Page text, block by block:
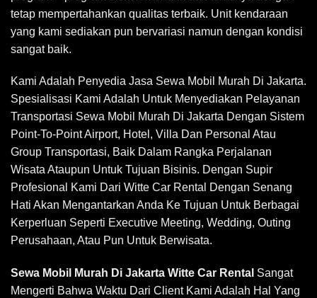
tetap mempertahankan qualitas terbaik. Unit kendaraan
yang kami sediakan pun bervariasi namun dengan kondisi
sangat baik.
Kami Adalah Penyedia Jasa Sewa Mobil Murah Di Jakarta.
Spesialisasi Kami Adalah Untuk Menyediakan Pelayanan
Transportasi Sewa Mobil Murah Di Jakarta Dengan Sistem
Point-To-Point Airport, Hotel, Villa Dan Personal Atau
Group Transportasi, Baik Dalam Rangka Perjalanan
Wisata Ataupun Untuk Tujuan Bisinis. Dengan Supir
Profesional Kami Dari Witte Car Rental Dengan Senang
Hati Akan Mengantarkan Anda Ke Tujuan Untuk Berbagai
Kerperluan Seperti Executive Meeting, Wedding, Outing
Perusahaan, Atau Pun Untuk Berwisata.
Sewa Mobil Murah Di Jakarta Witte Car Rental Sangat
Mengerti Bahwa Waktu Dari Client Kami Adalah Hal Yang